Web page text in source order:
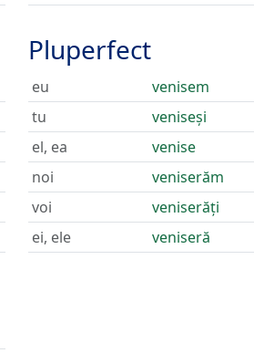
Pluperfect
eu
venisem
tu
veniseși
el, ea
venise
noi
veniserăm
voi
veniserăți
ei, ele
veniseră